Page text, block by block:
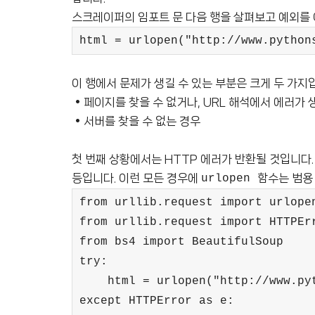
스크레이퍼의 임포트 문 다음 행을 살펴보고 예외
html = urlopen("http://
이 행에서 문제가 생길 수 있는 부분은 크게 두 가지
• 페이지를 찾을 수 없거나, URL 해석에서 에러가
• 서버를 찾을 수 없는 경우
첫 번째 상황에서는 HTTP 에러가 반환될 것입
등입니다. 이런 모든 경우에 urlopen 함수는 범
from urllib.request import
from urllib.request import
from bs4 import BeautifulSoup
try:
html = urlopen("http://
except HTTPError as e: